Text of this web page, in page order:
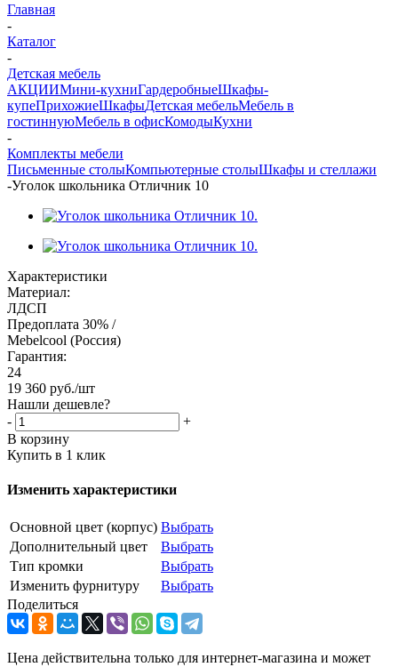
Главная
-
Каталог
-
Детская мебель
АКЦИИМини-кухниГардеробныеШкафы-
купеПрихожиеШкафыДетская мебельМебель в
гостиннуюМебель в офисКомодыКухни
-
Комплекты мебели
Письменные столыКомпьютерные столыШкафы и стеллажи
-Уголок школьника Отличник 10
Характеристики
Материал:
ЛДСП
Предоплата 30% /
Mebelcool (Россия)
Гарантия:
24
19 360 руб./шт
Нашли дешевле?
-
+
В корзину
Купить в 1 клик
Изменить характеристики
Основной цвет (корпус) Выбрать
Дополнительный цвет
Выбрать
Тип кромки
Выбрать
Изменить фурнитуру
Выбрать
Поделиться
Цена действительна только для интернет-магазина и может